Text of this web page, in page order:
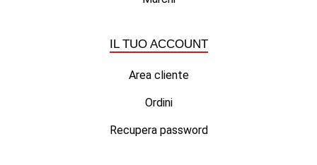
IL TUO ACCOUNT
Area cliente
Ordini
Recupera password